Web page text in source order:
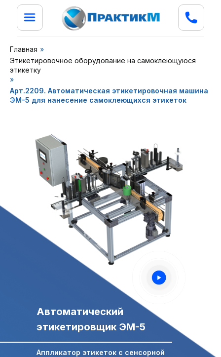
zakaz@praktikm.ru
+7 (495) 677-97-37
Задать вопрос в
ПОЛУЧИТЬ
Свяжитесь с нами,
мы сейчас онлайн:
Свяжитесь с нами,
мы сейчас онлайн:
Главная »
Этикетировочное оборудование на самоклеющуюся
этикетку
»
Арт.2209. Автоматическая этикетировочная машина
ЭМ-5 для нанесение самоклеющихся этикеток
Аппликатор этикеток с сенсорной
Автоматический
этикетировщик ЭМ-5